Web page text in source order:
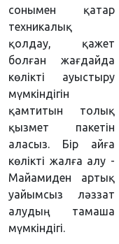
сонымен қатар
техникалық
қолдау, қажет
болған жағдайда
көлікті ауыстыру
мүмкіндігін
қамтитын толық
қызмет пакетін
аласыз. Бір айға
көлікті жалға алу -
Майамиден артық
уайымсыз ләззат
алудың тамаша
мүмкіндігі.